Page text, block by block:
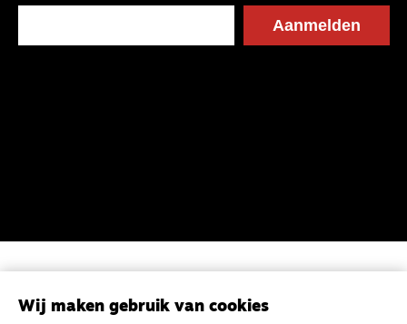
Onderweg is een platform voor ontmoeting, vorming
Wij maken gebruik van cookies